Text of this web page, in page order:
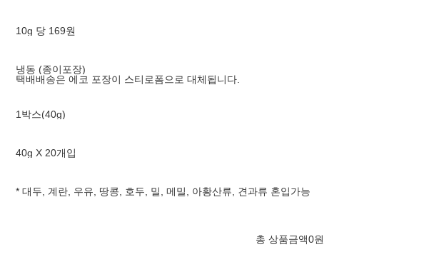
10g 당 169원
냉동 (종이포장)
택배배송은 에코 포장이 스티로폼으로 대체됩니다.
1박스(40g)
40g X 20개입
* 대두, 계란, 우유, 땅콩, 호두, 밀, 메밀, 아황산류, 견과류 혼입가능
총 상품금액0원